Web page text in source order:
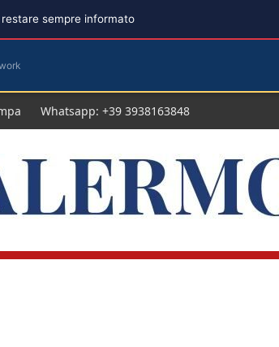
Whatsapp: +39 3938163848
sempre informato